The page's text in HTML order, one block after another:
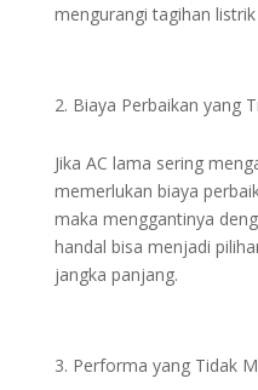
mengurangi tagihan
Biaya Perbaikan yang
Jika AC lama sering
memerlukan biaya
maka menggantinya
handal bisa menjadi
jangka panjang.
Performa yang Tidak